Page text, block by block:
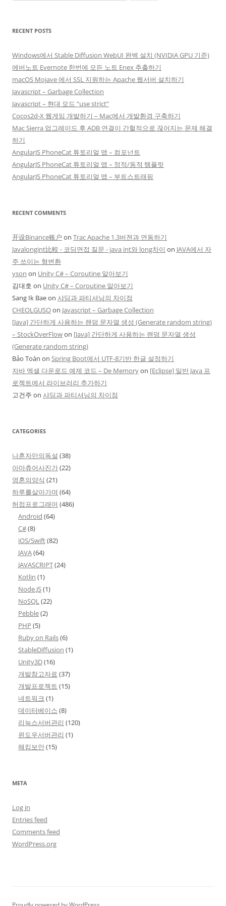
for:
RECENT POSTS
Windows에서 Stable Diffusion WebUI 완벽 설치 (NVIDIA GPU 기준)
에버노트 Evernote 한번에 모든 노트 Enex 추출하기
macOS Mojave 에서 SSL 지원하는 Apache 웹서버 설치하기
Javascript – Garbage Collection
Javascript – 현대 모드 “use strict”
Cocos2d-X 웹게임 개발하기 – Mac에서 개발환경 구축하기
Mac Sierra 업그레이드 후 ADB 연결이 간헐적으로 끊어지는 문제 해결
하기
AngularJS PhoneCat 튜토리얼 앱 – 컴포넌트
AngularJS PhoneCat 튜토리얼 앱 – 정적/동적 템플릿
AngularJS PhoneCat 튜토리얼 앱 – 부트스트래핑
RECENT COMMENTS
开设Binance账户 on Trac Apache 1.3버젼과 연동하기
Javalongint比較 - 코딩면접 질문 - java int와 long차이 on JAVA에서 자
주 쓰이는 형변환
yson on Unity C# – Coroutine 알아보기
김대호 on Unity C# – Coroutine 알아보기
Sang Ik Baeon 샤딩과 파티셔닝의 차이점
CHEOLGUSOon Javascript – Garbage Collection
[Java] 간단하게 사용하는 랜덤 문자열 생성 (Generate random string)
– StockOverFlowon [Java] 간단하게 사용하는 랜덤 문자열 생성
(Generate random string)
Bảo Toàn on Spring Boot에서 UTF-8기반 한글 설정하기
자바 엑셀 다운로드 예제 코드 – De Memoryon [Eclipse] 일반 Java 프
로젝트에서 라이브러리 추가하기
고건주 on 샤딩과 파티셔닝의 차이점
CATEGORIES
나혼자만의독설 (38)
아마츄어사진가(22)
영혼의양식 (21)
하루를살아가며 (64)
허접프로그래머 (486)
Android (64)
C#(8)
iOS/Swift(82)
JAVA(64)
JAVASCRIPT(24)
Kotlin (1)
Node.JS(1)
NoSQL(22)
Pebble(2)
PHP (5)
Ruby on Rails(6)
StableDiffusion (1)
Unity3D(16)
개발참고자료 (37)
개발프로젝트 (15)
네트워크 (1)
데이터베이스 (8)
리눅스서버관리 (120)
윈도우서버관리 (1)
해킹보안(15)
META
Log in
Entries feed
Comments feed
WordPress.org